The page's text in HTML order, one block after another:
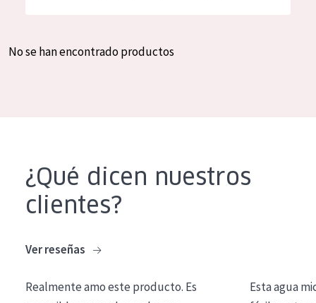
Crema de día
Crema de noche
Limpieza
Spanish
No se han encontrado productos
¿Qué dicen nuestros
clientes?
Ver reseñas
Realmente amo este producto. Es
Esta agua